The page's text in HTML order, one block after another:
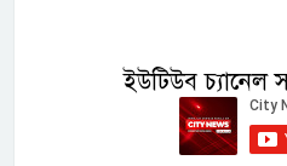
ইউটিউব চ্যানেল